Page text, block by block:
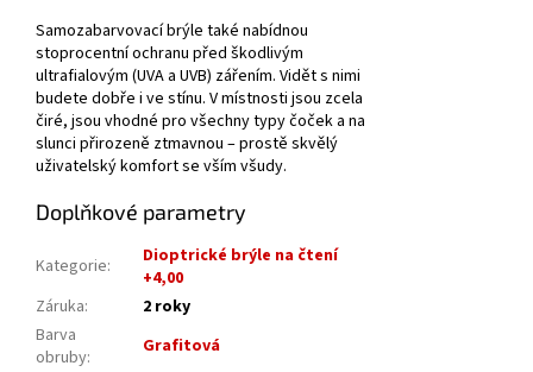
Samozabarvovací brýle také nabídnou
stoprocentní ochranu před škodlivým
ultrafialovým (UVA a UVB) zářením. Vidět s nimi
budete dobře i ve stínu. V místnosti jsou zcela
čiré, jsou vhodné pro všechny typy čoček a na
slunci přirozeně ztmavnou – prostě skvělý
uživatelský komfort se vším všudy.
Doplňkové parametry
Kategorie:
Dioptrické brýle na čtení
+4,00
Záruka:
2 roky
Barva
obruby:
Grafitová